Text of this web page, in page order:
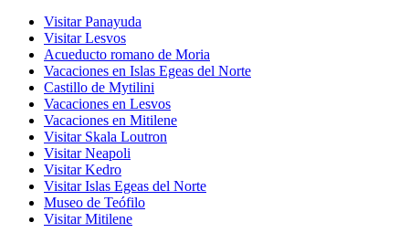
Visitar Panayuda
Visitar Lesvos
Acueducto romano de Moria
Vacaciones en Islas Egeas del Norte
Castillo de Mytilini
Vacaciones en Lesvos
Vacaciones en Mitilene
Visitar Skala Loutron
Visitar Neapoli
Visitar Kedro
Visitar Islas Egeas del Norte
Museo de Teófilo
Visitar Mitilene